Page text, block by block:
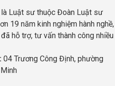
Luật sư thuộc Đoàn Luật sư
19 năm kinh nghiệm hành nghề,
hỗ trợ, tư vấn thành công nhiều
04 Trương Công Định, phường